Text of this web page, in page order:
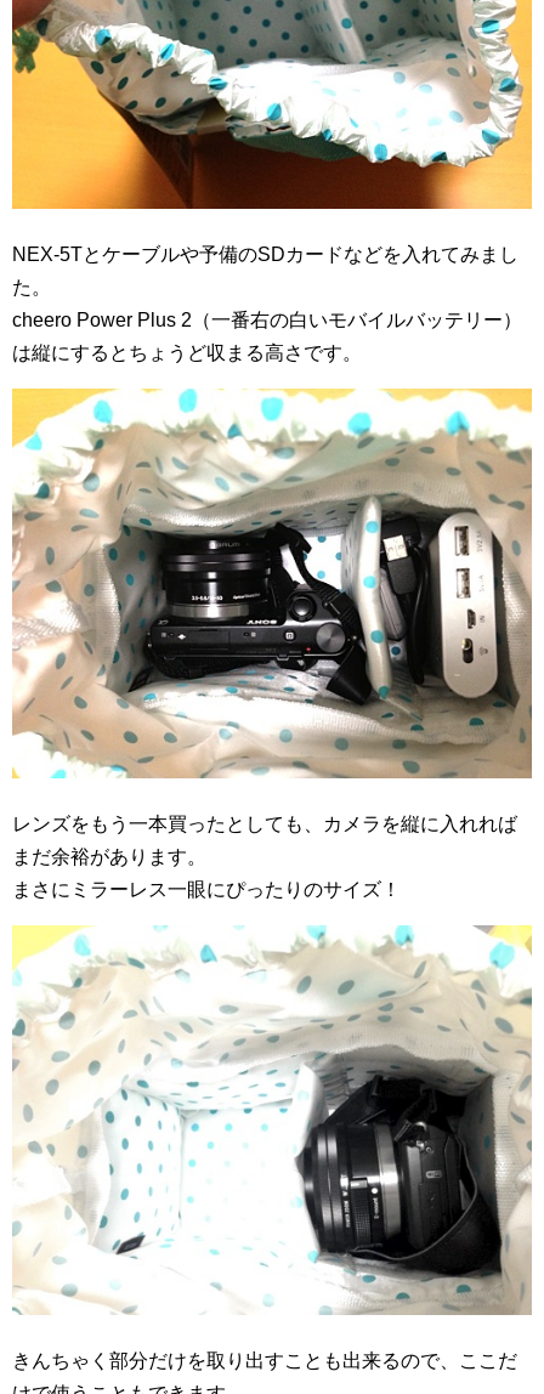
NEX-5Tとケーブルや予備のSDカードなどを入れてみまし
た。
cheero Power Plus 2（一番右の白いモバイルバッテリー）
は縦にするとちょうど収まる高さです。
レンズをもう一本買ったとしても、カメラを縦に入れれば
まだ余裕があります。
まさにミラーレス一眼にぴったりのサイズ！
きんちゃく部分だけを取り出すことも出来るので、ここだ